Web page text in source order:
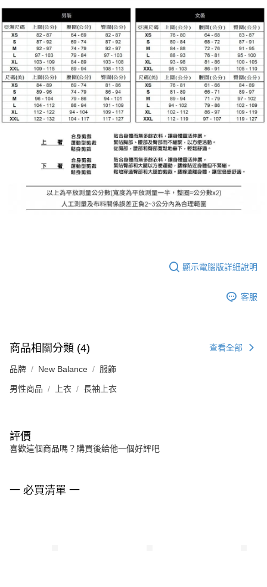
顯示電腦版詳細說明
客服
商品相關分類 (4) 查看全部
品牌 New Balance 服飾
男性商品 上衣 長袖上衣
評價
喜歡這個商品嗎？購買後給他一個好評吧
一 必買清單 一